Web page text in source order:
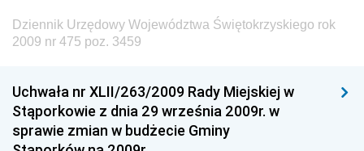
Dziennik Urzędowy Ministra Energii
Dziennik Urzędowy Ministra Sprawiedliwości
Dziennik Urzędowy Ministra Rozwoju i Finansów
Dziennik Urzędowy Województwa Świętokrzyskiego rok
2009 nr 475 poz. 3459
Uchwała nr XLII/263/2009 Rady Miejskiej w
Stąporkowie z dnia 29 września 2009r. w
sprawie zmian w budżecie Gminy